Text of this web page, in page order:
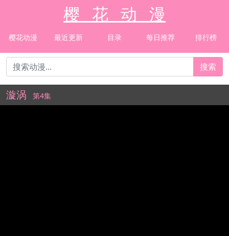
樱 花 动 漫
樱花动漫 最近更新 目录 每日推荐 排行榜
搜索
漩涡 第4集